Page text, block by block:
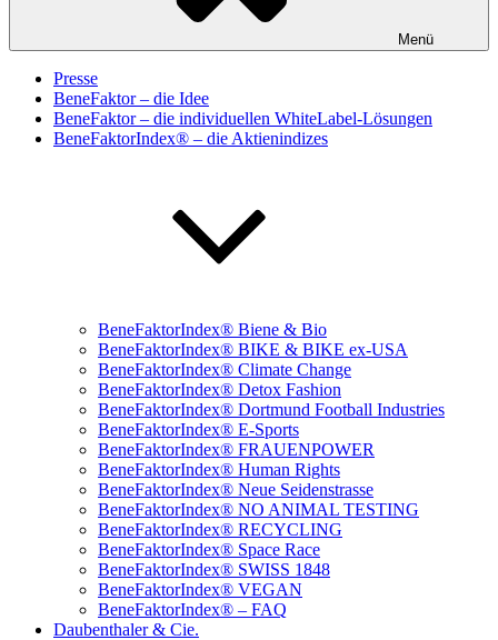
Menü
Presse
BeneFaktor – die Idee
BeneFaktor – die individuellen WhiteLabel-Lösungen
BeneFaktorIndex® – die Aktienindizes
BeneFaktorIndex® Biene & Bio
BeneFaktorIndex® BIKE & BIKE ex-USA
BeneFaktorIndex® Climate Change
BeneFaktorIndex® Detox Fashion
BeneFaktorIndex® Dortmund Football Industries
BeneFaktorIndex® E-Sports
BeneFaktorIndex® FRAUENPOWER
BeneFaktorIndex® Human Rights
BeneFaktorIndex® Neue Seidenstrasse
BeneFaktorIndex® NO ANIMAL TESTING
BeneFaktorIndex® RECYCLING
BeneFaktorIndex® Space Race
BeneFaktorIndex® SWISS 1848
BeneFaktorIndex® VEGAN
BeneFaktorIndex® – FAQ
Daubenthaler & Cie.